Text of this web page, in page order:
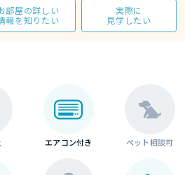
部屋の詳しい
報を知りたい
実際に
見学したい
エアコン付き ペット相談可